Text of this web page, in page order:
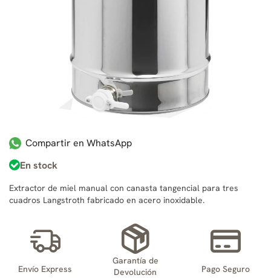
Compartir en WhatsApp
En stock
Extractor de miel manual con canasta tangencial para tres
cuadros Langstroth fabricado en acero inoxidable.
Envío Express
Garantía de
Devolución
Pago Seguro